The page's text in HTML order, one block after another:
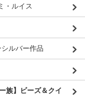
・ルイス
ルバー作品
族】ビーズ＆クイ